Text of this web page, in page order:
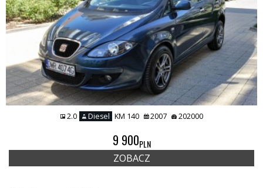
2.0 Diesel KM 140 2007 202000
9 900PLN
ZOBACZ